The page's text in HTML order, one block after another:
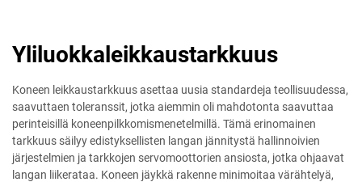
Yliluokkaleikkaustarkkuus
Koneen leikkaustarkkuus asettaa uusia standardeja teollisuudessa,
saavuttaen toleranssit, jotka aiemmin oli mahdotonta saavuttaa
perinteisillä koneenpilkkomismenetelmillä. Tämä erinomainen
tarkkuus säilyy edistyksellisten langan jännitystä hallinnoivien
järjestelmien ja tarkkojen servomoottorien ansiosta, jotka ohjaavat
langan liikerataa. Koneen jäykkä rakenne minimoitaa värähtelyä,